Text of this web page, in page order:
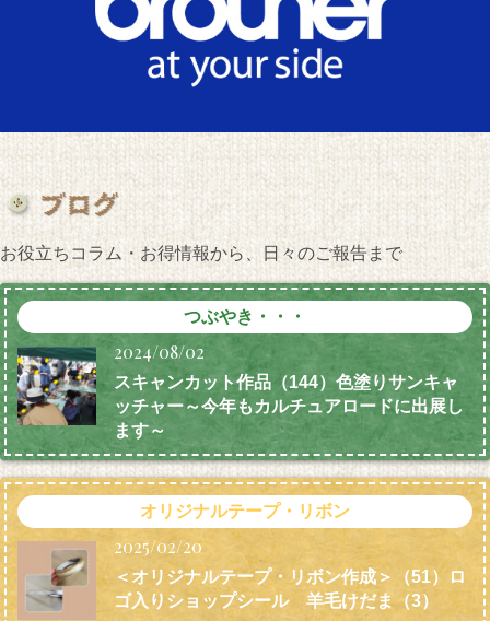
お役立ちコラム・お得情報から、日々のご報告まで
つぶやき・・・
2024/08/02
スキャンカット作品（144）色塗りサンキャ
ッチャー～今年もカルチュアロードに出展し
ます～
オリジナルテープ・リボン
2025/02/20
＜オリジナルテープ・リボン作成＞（51）ロ
ゴ入りショップシール 羊毛けだま （3）